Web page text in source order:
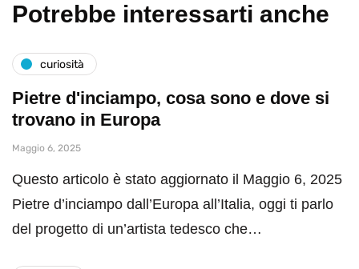
Potrebbe interessarti anche
curiosità
Pietre d'inciampo, cosa sono e dove si
trovano in Europa
Maggio 6, 2025
Questo articolo è stato aggiornato il Maggio 6, 2025
Pietre d’inciampo dall’Europa all’Italia, oggi ti parlo
del progetto di un’artista tedesco che…